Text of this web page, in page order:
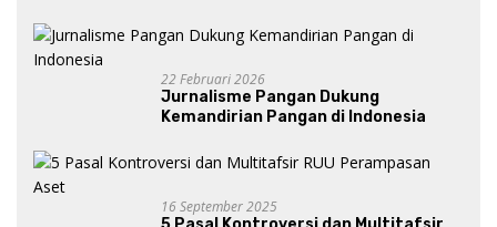
Gibran?
22 Februari 2026
Jurnalisme Pangan Dukung
Kemandirian Pangan di Indonesia
16 September 2025